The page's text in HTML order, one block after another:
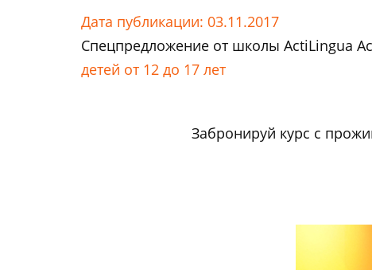
Дата публикации: 03.11.2017
Спецпредложение от школы ActiLingua
детей от 12 до 17 лет
Забронируй курс с